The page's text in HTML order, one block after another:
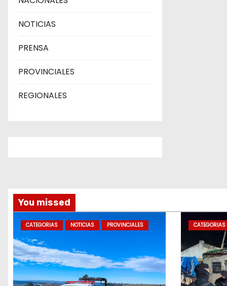
NOTICIAS
PRENSA
PROVINCIALES
REGIONALES
You missed
CATEGORIAS NOTICIAS PROVINCIALES CATEGORIAS